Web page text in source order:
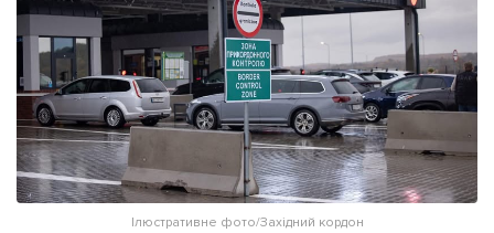
Інтерв'ю
Картки
Репортаж
Розслідування
Прес-релізи
Фото/Відео
Made in Lviv
Ілюстративне фото/Західний кордон